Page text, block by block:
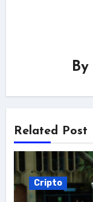
By
Related Post
Cripto